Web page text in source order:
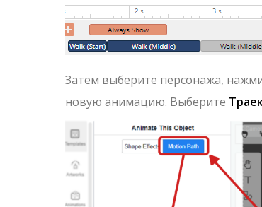
Затем выберите персонажа,
новую анимацию. Выберите